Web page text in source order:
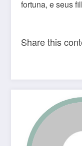
fortuna, e seus
Share this